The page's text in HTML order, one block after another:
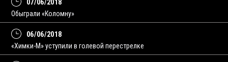
07/06/2018
Обыграли «Коломну»
06/06/2018
«Химки-М» уступили в голевой перестрелке